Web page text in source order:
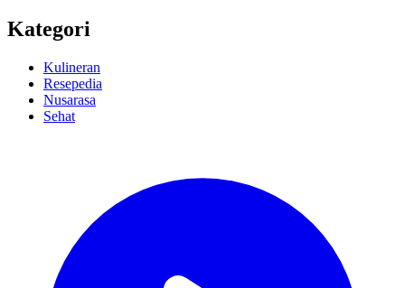
Kategori
Kulineran
Resepedia
Nusarasa
Sehat